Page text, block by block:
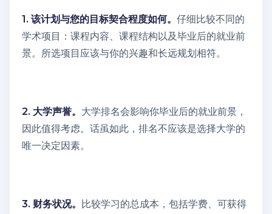
1. 该计划与您的目标契合程度如何。 仔细比较不同的
学术项目：课程内容、课程结构以及毕业后的就业前
景。所选项目应该与你的兴趣和长远规划相符。
2. 大学声誉。 大学排名会影响你毕业后的就业前景，
因此值得考虑。话虽如此，排名不应该是选择大学的
唯一决定因素。
3. 财务状况。
比较学习的总成本，包括学费、可获得